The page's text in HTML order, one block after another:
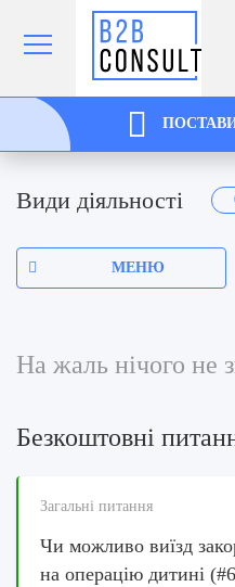
Види діяльності
МЕНЮ
На жаль нічого не
Безкоштовні
Загальні питання
Чи можливо виїзд
на операцію дитині